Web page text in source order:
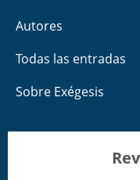
Autores
Todas las entradas
Sobre Exégesis